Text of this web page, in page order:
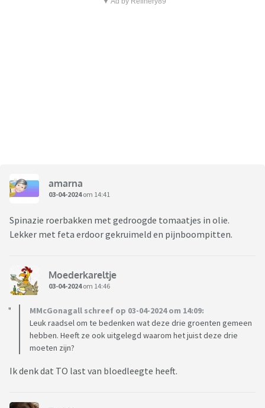
amarna
03-04-2024om 14:41
Spinazie roerbakken met gedroogde tomaatjes in olie.
Lekker met feta erdoor gekruimeld en pijnboompitten.
Moederkareltje
03-04-2024om 14:46
MMcGonagall schreef op 03-04-2024 om 14:09:
Leuk raadsel om te bedenken wat deze drie groenten gemeen
hebben. Heeft ze ook uitgelegd waarom het juist deze drie
moeten zijn?
Ik denk dat TO last van bloedleegte heeft.